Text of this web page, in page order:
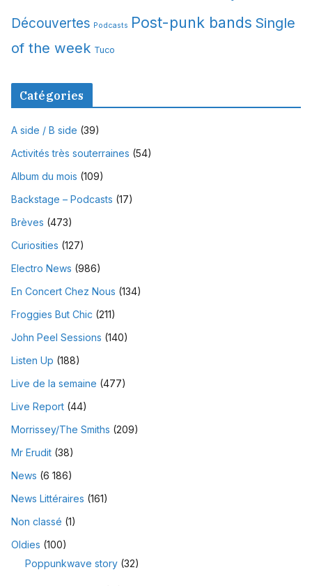
Découvertes Podcasts Post-punk bands Single
of the week Tuco
Catégories
A side / B side (39)
Activités très souterraines (54)
Album du mois (109)
Backstage – Podcasts (17)
Brèves (473)
Curiosities (127)
Electro News (986)
En Concert Chez Nous (134)
Froggies But Chic (211)
John Peel Sessions (140)
Listen Up (188)
Live de la semaine (477)
Live Report (44)
Morrissey/The Smiths (209)
Mr Erudit (38)
News (6 186)
News Littéraires (161)
Non classé (1)
Oldies (100)
Poppunkwave story (32)